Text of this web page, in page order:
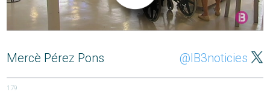
Mercè Pérez Pons @IB3noticies
179